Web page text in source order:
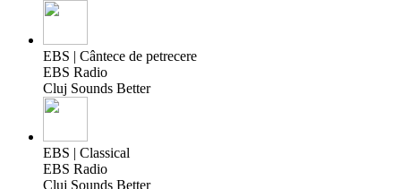
EBS | Cântece de petrecere
EBS Radio
Cluj Sounds Better
EBS | Classical
EBS Radio
Cluj Sounds Better